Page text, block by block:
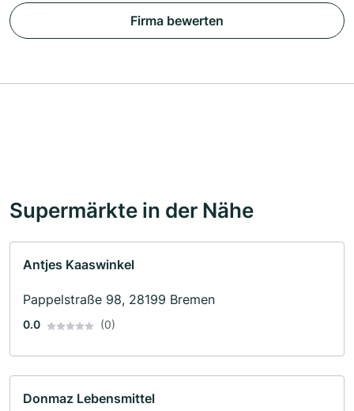
Firma bewerten
Supermärkte in der Nähe
Antjes Kaaswinkel
Pappelstraße 98, 28199 Bremen
0.0 (0)
Donmaz Lebensmittel